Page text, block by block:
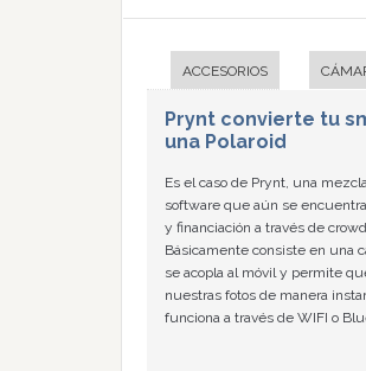
ACCESORIOS
Prynt convierte tu
una Polaroid
Es el caso de Prynt, una
software que aún se
y financiación a través de
Básicamente consiste en una
se acopla al móvil y permite
nuestras fotos de manera
funciona a través de WIFI o